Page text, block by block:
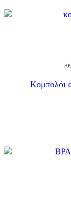
Κομπολόι